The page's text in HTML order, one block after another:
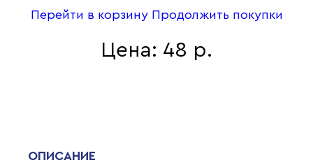
Перейти в корзину Продолжить покупки
Цена: 48 р.
ОПИСАНИЕ